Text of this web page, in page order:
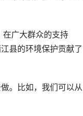
广大群众的支持
县的环境保护贡献了
。比如，我们可以从